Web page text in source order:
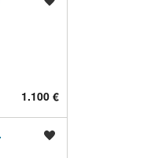
1.100 €